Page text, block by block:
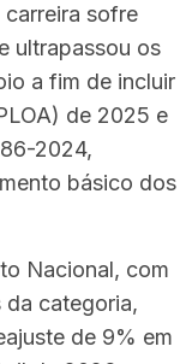
sofre
ultrapassou os
a fim de incluir
de 2025 e
2024,
básico dos
Nacional, com
da categoria,
de 9% em